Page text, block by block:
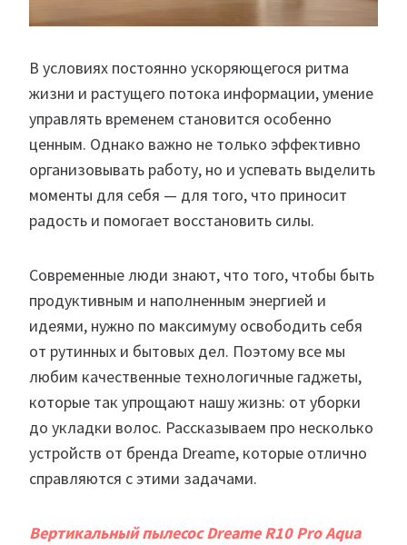
В условиях постоянно ускоряющегося ритма
жизни и растущего потока информации, умение
управлять временем становится особенно
ценным. Однако важно не только эффективно
организовывать работу, но и успевать выделить
моменты для себя — для того, что приносит
радость и помогает восстановить силы.
Современные люди знают, что того, чтобы быть
продуктивным и наполненным энергией и
идеями, нужно по максимуму освободить себя
от рутинных и бытовых дел. Поэтому все мы
любим качественные технологичные гаджеты,
которые так упрощают нашу жизнь: от уборки
до укладки волос. Рассказываем про несколько
устройств от бренда Dreame, которые отлично
справляются с этими задачами.
Вертикальный пылесос Dreame R10 Pro Aqua